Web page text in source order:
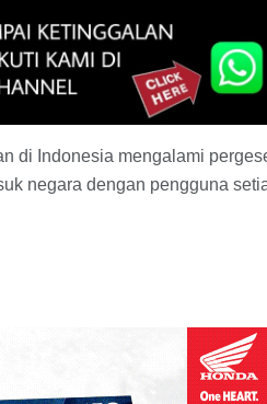
di Indonesia mengalami
negara dengan pengguna